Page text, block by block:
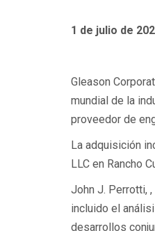
1 de julio de
Gleason
mundial de la
proveedor de
La adquisición
LLC en Rancho
John J. Perrotti,
incluido el
desarrollos